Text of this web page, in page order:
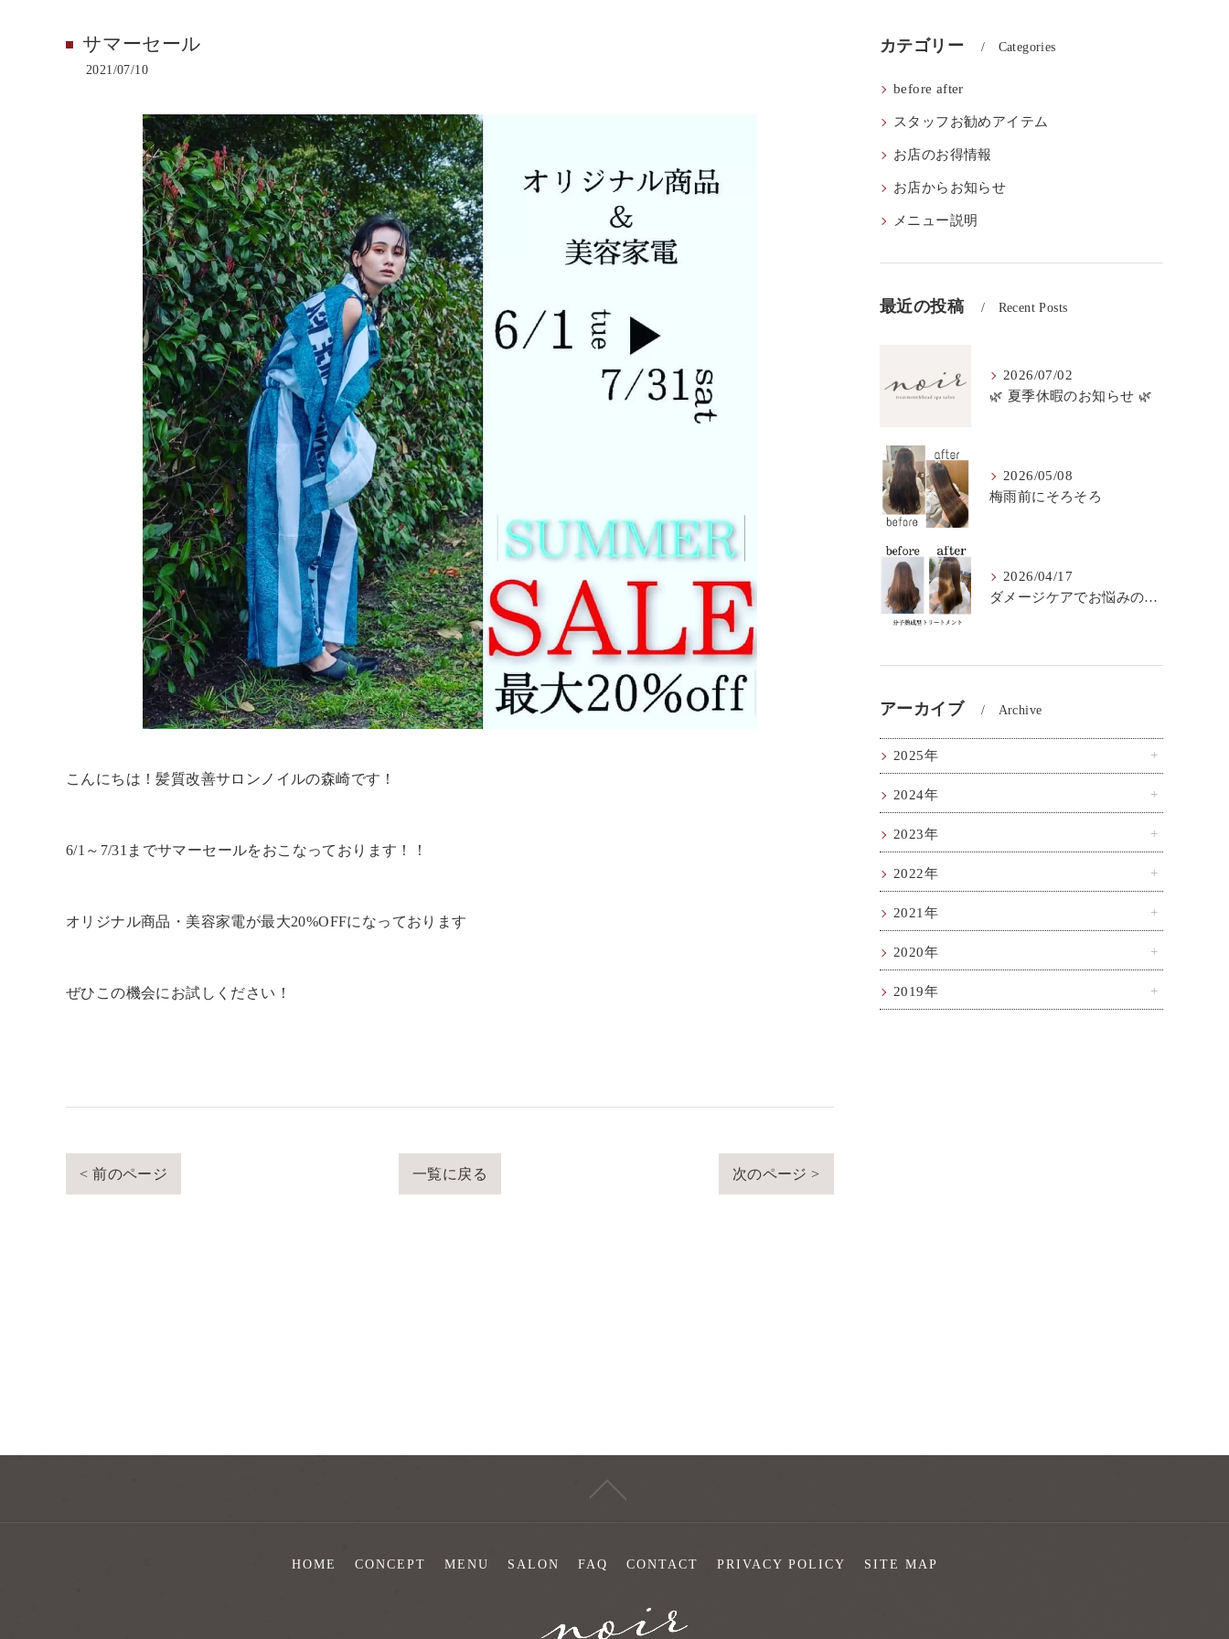
サマーセール
2021/07/10
こんにちは！髪質改善サロンノイルの森崎です！
6/1～7/31までサマーセールをおこなっております！！
オリジナル商品・美容家電が最大20%OFFになっております
ぜひこの機会にお試しください！
< 前のページ 一覧に戻る 次のページ >
カテゴリー Categories
before after
スタッフお勧めアイテム
お店のお得情報
お店からお知らせ
メニュー説明
最近の投稿 Recent Posts
2026/07/02
🌿 夏季休暇のお知らせ 🌿
2026/05/08
梅雨前にそろそろ
2026/04/17
ダメージケアでお悩みの方はこちら！
アーカイブ Archive
2025年
2024年
2023年
2022年
2021年
2020年
2019年
HOME CONCEPT MENU SALON FAQ CONTACT PRIVACY POLICY SITE MAP